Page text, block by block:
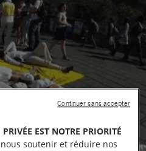
EST NOTRE PRIORITÉ
soutenir et réduire nos
Continuer sans accepter